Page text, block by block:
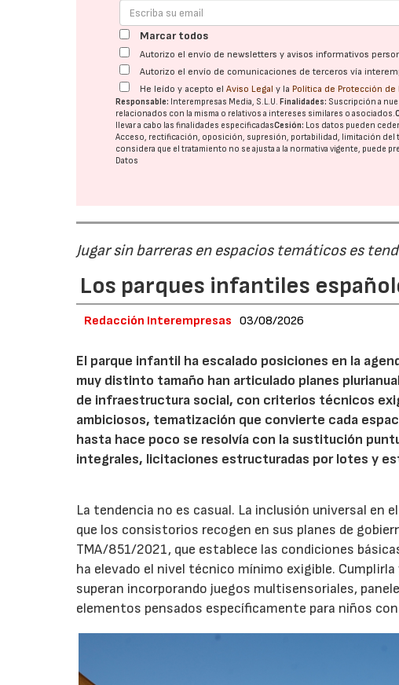
Marcar todos
Autorizo el envío de newsletters y avisos informativos
Autorizo el envío de comunicaciones de terceros vía
He leído y acepto elAviso Legal y la Política de Protección de
Responsable: Interempresas Media, S.L.U. Finalidades: Suscripción a
relacionados con la misma o relativos a intereses similares o asociados.
llevar a cabo las finalidades especificadasCesión: Los datos pueden
Acceso, rectificación, oposición, supresión, portabilidad, limitación del
considera que el tratamiento no se ajusta a la normativa vigente, puede
Datos
Jugar sin barreras en espacios temáticos es
Los parques infantiles
Redacción Interempresas 03/08/2026
El parque infantil ha escalado posiciones en la
muy distinto tamaño han articulado planes
de infraestructura social, con criterios técnicos
ambiciosos, tematización que convierte cada
hasta hace poco se resolvía con la sustitución
integrales, licitaciones estructuradas por lotes y
La tendencia no es casual. La inclusión universal en
que los consistorios recogen en sus planes de
TMA/851/2021, que establece las condiciones
ha elevado el nivel técnico mínimo exigible.
superan incorporando juegos multisensoriales,
elementos pensados específicamente para niños